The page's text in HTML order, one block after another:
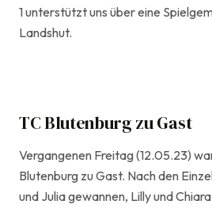
1 unterstützt uns über eine
Landshut.
TC Blutenburg zu Gast
Vergangenen Freitag (12.05.23)
Blutenburg zu Gast. Nach den
und Julia gewannen, Lilly und